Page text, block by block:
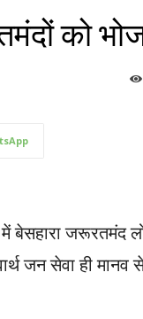
को
बेसहारा जरूरतमंद
जन सेवा ही मानव